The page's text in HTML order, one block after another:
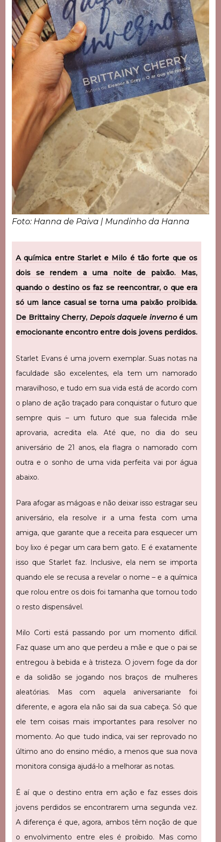
Foto: Hanna de Paiva | Mundinho da Hanna
A química entre Starlet e Milo é tão forte que os
dois se rendem a uma noite de paixão. Mas,
quando o destino os faz se reencontrar, o que era
só um lance casual se torna uma paixão proibida.
De Brittainy Cherry, Depois daquele invernoé um
emocionante encontro entre dois jovens perdidos.
Starlet Evans é uma jovem exemplar. Suas notas na
faculdade são excelentes, ela tem um namorado
maravilhoso, e tudo em sua vida está de acordo com
o plano de ação traçado para conquistar o futuro que
sempre quis – um futuro que sua falecida mãe
aprovaria, acredita ela. Até que, no dia do seu
aniversário de 21 anos, ela flagra o namorado com
outra e o sonho de uma vida perfeita vai por água
abaixo.
Para afogar as mágoas e não deixar isso estragar seu
aniversário, ela resolve ir a uma festa com uma
amiga, que garante que a receita para esquecer um
boy lixo é pegar um cara bem gato. E é exatamente
isso que Starlet faz. Inclusive, ela nem se importa
quando ele se recusa a revelar o nome – e a química
que rolou entre os dois foi tamanha que tornou todo
o resto dispensável.
Milo Corti está passando por um momento difícil.
Faz quase um ano que perdeu a mãe e que o pai se
entregou à bebida e à tristeza. O jovem foge da dor
e da solidão se jogando nos braços de mulheres
aleatórias. Mas com aquela aniversariante foi
diferente, e agora ela não sai da sua cabeça. Só que
ele tem coisas mais importantes para resolver no
momento. Ao que tudo indica, vai ser reprovado no
último ano do ensino médio, a menos que sua nova
monitora consiga ajudá-lo a melhorar as notas.
É aí que o destino entra em ação e faz esses dois
jovens perdidos se encontrarem uma segunda vez.
A diferença é que, agora, ambos têm noção de que
o envolvimento entre eles é proibido. Mas como